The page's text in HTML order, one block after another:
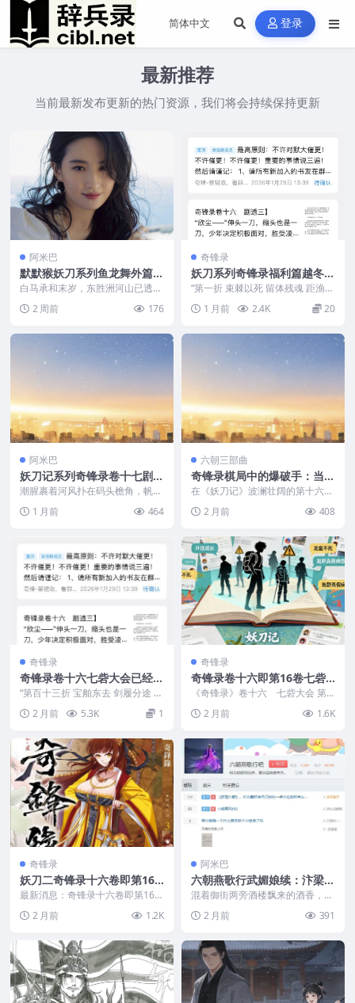
登录
最新推荐
当前最新发布更新的热门资源，我们将会持续保持更新
阿米巴
默默猴妖刀系列鱼龙舞外篇・
尘鼎乱局
白马承和末岁，东胜洲河山已透出
天，朝堂权柄尽落世家文...
2 周前 176
奇锋录
妖刀系列奇锋录福利篇越冬残
下载
“第一折 束棘以死 留体残魂 距渔阳
西南近百里处 焰肩古寺 姚雨霏
跟着纱罩里透出...
1 月前 2.4K 20
阿米巴
妖刀记系列奇锋录卷十七剧情
预测之渡津截影
潮腥裹着河风扑在码头檐角，帆绳
梯，船首白浪翻涌，眼看...
1 月前 464
六朝三部曲
奇锋录棋局中的爆破手：当聂
二邂逅“罔象”
在《妖刀记》波澜壮阔的第十六卷
说此前的战斗是各方势...
2 月前 408
奇锋录
奇锋录卷十六七砦大会已经发
布下载epub
“第百十三折 宝舶东去 剑履分途 此
间正是耿照曾破解机关、救出藏匿
多日奄奄一息的...
2 月前 5.3K 1
奇锋录
奇锋录卷十六即第16卷七砦
大会剧透一
《奇锋录》卷十六 七砦大会 第
第百十四折 映月孤羽...
2 月前 1.6K
奇锋录
妖刀二奇锋录十六卷即第16
卷已开放购买即将发出
最新消息：奇锋录十六卷即第16卷
录》卷16先行版（无...
2 月前 1.2K
阿米巴
六朝燕歌行武媚娘续：汴梁宫
阙，媚娘影动
混着御街两旁酒楼飘来的酒香，却
集英殿外的白玉阶前，...
2 月前 391